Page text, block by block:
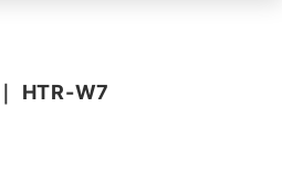
｜ HTR-W7